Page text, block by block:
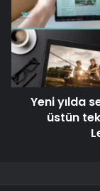
Yeni yılda
üstün